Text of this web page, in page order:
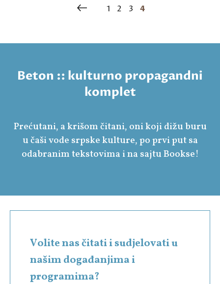
1 2 3 4
Beton :: kulturno propagandni
komplet
Prećutani, a krišom čitani, oni koji dižu buru
u čaši vode srpske kulture, po prvi put sa
odabranim tekstovima i na sajtu Bookse!
Volite nas čitati i sudjelovati u
našim događanjima i
programima?